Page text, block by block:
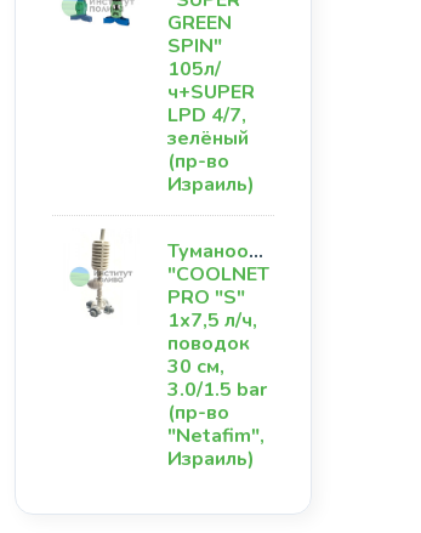
GREEN
SPIN"
105л/
ч+SUPER
LPD 4/7,
зелёный
(пр-во
Израиль)
Туманообразователь
"COOLNET
PRO "S"
1х7,5 л/ч,
поводок
30 см,
3.0/1.5 bar
(пр-во
"Netafim",
Израиль)